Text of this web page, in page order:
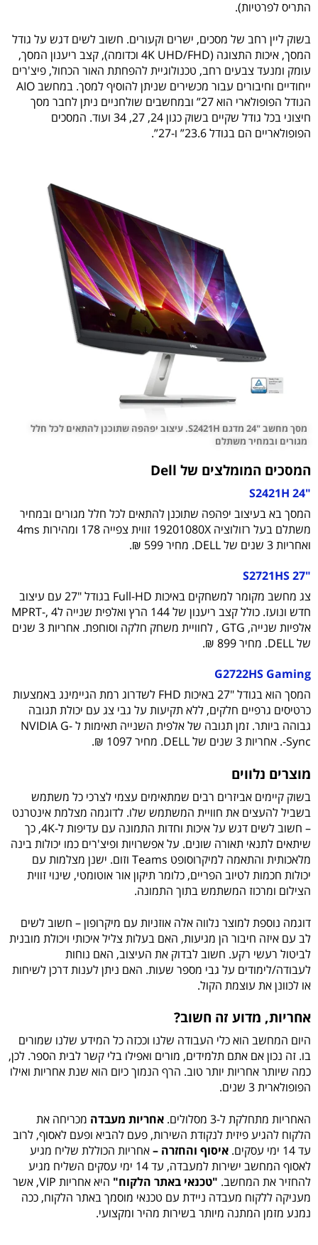
התריס לפרטיות).
בשוק ליין רחב של מסכים, ישרים וקעורים. חשוב לשים דגש על גודל
המסך, איכות התצוגה (4K UHD/FHD וכדומה), קצב ריענון המסך,
עומק ומנעד צבעים רחב, טכנולוגיית להפחתת האור הכחול, פיצ'רים
ייחודיים וחיבורים עבור מכשירים שניתן להוסיף למסך. במחשב AIO
הגודל הפופולארי הוא 27” ובמחשבים שולחניים ניתן לחבר מסך
חיצוני בכל גודל שקיים בשוק כגון 24, 27, 34 ועוד. המסכים
הפופולאריים הם בגודל 23.6” ו-27”.
מסך מחשב "24 מדגם S2421H. עיצוב יפהפה שתוכנן להתאים לכל חלל
מגורים ובמחיר משתלם
המסכים המומלצים של Dell
"24 S2421H
המסך בא בעיצוב יפהפה שתוכנן להתאים לכל חלל מגורים ובמחיר
משתלם בעל רזולוציה 19201080X זווית צפייה 178 ומהירות 4ms
ואחריות 3 שנים של DELL. מחיר 599 ₪.
"27 S2721HS
צג מחשב מקומר למשחקים באיכות Full-HD בגודל ‎27"‎ עם עיצוב
חדש ונועז. כולל קצב ריענון של 144 הרץ ואלפית שנייה לMPRT-, 4
אלפיות שנייה, GTG , לחוויית משחק חלקה וסוחפת. אחריות 3 שנים
של DELL. מחיר 899 ₪.
G2722HS Gaming
המסך הוא בגודל "27 באיכות FHD לשדרוג רמת הגיימינג באמצעות
כרטיסים גרפיים חלקים, ללא תקיעות על גבי צג עם יכולת תגובה
גבוהה ביותר. זמן תגובה של אלפית השנייה תאימות ל NVIDIA G-
Sync-. אחריות 3 שנים של DELL. מחיר 1097 ₪.
מוצרים נלווים
בשוק קיימים אביזרים רבים שמתאימים עצמי לצרכי כל משתמש
בשביל להעצים את חוויית המשתמש שלו. לדוגמה מצלמת אינטרנט
– חשוב לשים דגש על איכות וחדות התמונה עם עדיפות ל-4K, כך
שיתאים לתנאי תאורה שונים. על אפשרויות ופיצ'רים כמו יכולות בינה
מלאכותית והתאמה למיקרוסופט Teams וזום. ישנן מצלמות עם
יכולות חכמות לטיוב הפריים, כלומר תיקון אור אוטומטי, שינוי זווית
הצילום ומרכוז המשתמש בתוך התמונה.
דוגמה נוספת למוצר נלווה אלה אוזניות עם מיקרופון – חשוב לשים
לב עם איזה חיבור הן מגיעות, האם בעלות צליל איכותי ויכולת מובנית
לביטול רעשי רקע. חשוב לבדוק את העיצוב, האם נוחות
לעבודה/לימודים על גבי מספר שעות. האם ניתן לענות דרכן לשיחות
או לכוונן את עוצמת הקול.
אחריות, מדוע זה חשוב?
היום המחשב הוא כלי העבודה שלנו וככזה כל המידע שלנו שמורים
בו. זה נכון אם אתם תלמידים, מורים ואפילו בלי קשר לבית הספר. לכן,
כמה שיותר אחריות יותר טוב. הרף הנמוך כיום הוא שנת אחריות ואילו
הפופולארית 3 שנים.
האחריות מתחלקת ל-3 מסלולים. אחריות מעבדה מכריחה את
הלקוח להגיע פיזית לנקודת השירות, פעם להביא ופעם לאסוף, לרוב
עד 14 ימי עסקים.
איסוף והחזרה –אחריות הכוללת שליח מגיע
לאסוף המחשב ישירות למעבדה, עד 14 ימי עסקים השליח מגיע
להחזיר את המחשב. "טכנאי באתר הלקוח"
היא אחריות VIP, אשר
מעניקה ללקוח מעבדה ניידת עם טכנאי מוסמך באתר הלקוח, ככה
נמנע מזמן המתנה מיותר בשירות מהיר ומקצועי.